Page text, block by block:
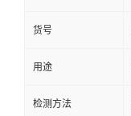
货号
用途
检测方法